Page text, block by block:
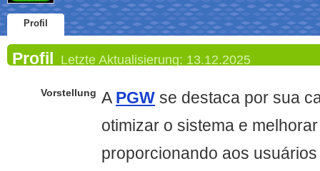
Profil
Profil Letzte Aktualisierung: 13.12.2025
Vorstellung A PGW se destaca por sua
otimizar o sistema e
proporcionando aos